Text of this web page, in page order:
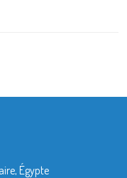
Égypte